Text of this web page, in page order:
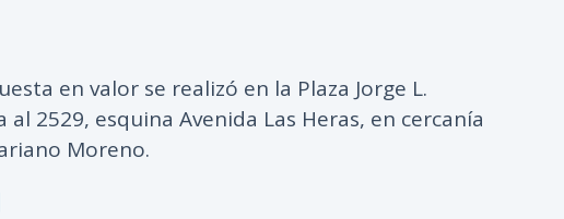
n
c
en valor se realizó en la Plaza Jorge L.
2529, esquina Avenida Las Heras, en cercanía
Moreno.